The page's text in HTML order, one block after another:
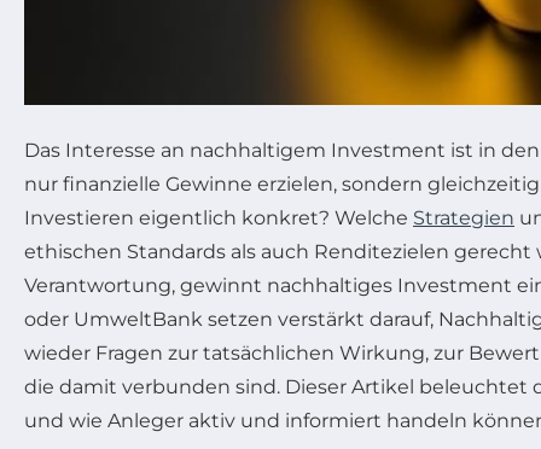
Das Interesse an nachhaltigem Investment ist in
nur finanzielle Gewinne erzielen, sondern
Investieren eigentlich konkret? Welche Strategien
ethischen Standards als auch Renditezielen
Verantwortung, gewinnt nachhaltiges Investment
oder UmweltBank setzen verstärkt darauf,
wieder Fragen zur tatsächlichen Wirkung, zur
die damit verbunden sind. Dieser Artikel
und wie Anleger aktiv und informiert handeln